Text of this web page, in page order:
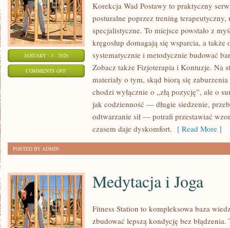
JANUARY - 3 - 2026
COMMENTS OFFON
KRĘGARSTWO
Korekcja Wad Postawy to praktyczny
posturalne poprzez trening
specjalistyczne. To miejsce powstało z
kręgosłup domagają się wsparcia, a także
systematycznie i metodycznie budować
Zobacz także Fizjoterapia i Kontuzje. Na
materiały o tym, skąd biorą się
chodzi wyłącznie o „złą pozycję”, ale o
jak codzienność — długie siedzenie,
odtwarzanie sił — potrafi przestawiać
czasem daje dyskomfort. [ Read More ]
POSTED BY ADMIN
Medytacja i Joga
Fitness Station to kompleksowa baza
zbudować lepszą kondycję bez